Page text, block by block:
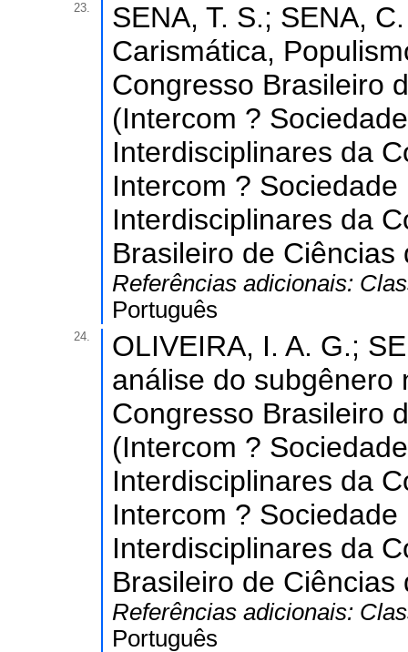
23.
SENA, T. S.; SENA,
Carismática,
Congresso Brasileiro
(Intercom ?
Interdisciplinares da
Intercom ?
Interdisciplinares da
Brasileiro de
Referências adicionais:
Português
24.
OLIVEIRA, I. A. G.;
análise do subgênero
Congresso Brasileiro
(Intercom ?
Interdisciplinares da
Intercom ?
Interdisciplinares da
Brasileiro de
Referências adicionais:
Português